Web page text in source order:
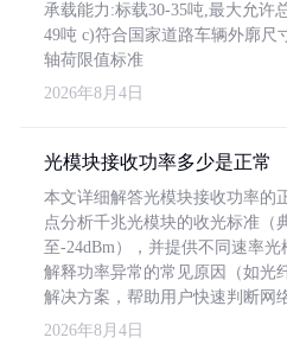
承载能力:标载30-35吨,最大允许
49吨 c)符合国家道路车辆外廓尺
轴荷限值标准
2026年8月4日
光模块接收功率多少是正常
本文详细解答光模块接收功率的
点分析千兆光模块的收光标准（
至-24dBm），并提供不同速率
解释功率异常的常见原因（如光
解决方案，帮助用户快速判断网
2026年8月4日